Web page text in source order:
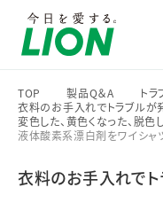
TOP
>
製品Q＆A
>
ト
衣料のお手入れでトラブルが
変色した、黄色くなった、脱色
液体酸素系漂白剤をワイシャ
衣料のお手入れで